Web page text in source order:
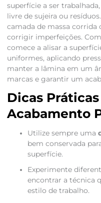
superfície a ser
livre de sujeira ou
camada de massa corrida
corrigir imperfeições.
comece a alisar a
uniformes, aplicando
manter a lâmina em um
marcas e garantir um
Dicas
Acabamento
Utilize sempre uma
bem conservada
superfície.
Experimente
encontrar a técnica
estilo de trabalho.